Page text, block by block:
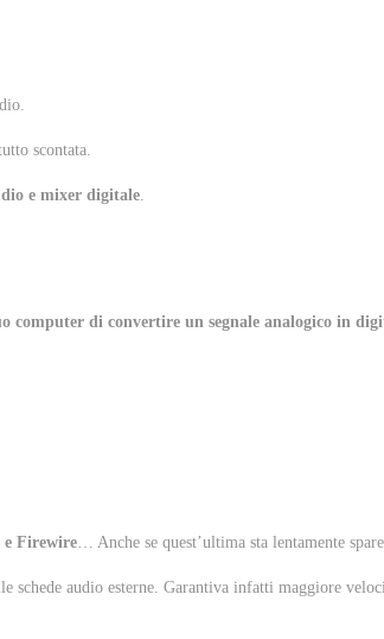
scontata.
e mixer digitale
computer di convertire un segnale analogico in
e Firewire… Anche se quest’ultima sta lentamente
audio esterne. Garantiva infatti maggiore